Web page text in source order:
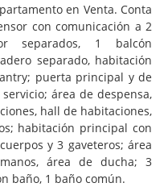
en Venta. Conta
con comunicación a 2
separados, 1 balcón
separado, habitación
puerta principal y de
área de despensa,
hall de habitaciones,
habitación principal con
y 3 gaveteros; área
área de ducha; 3
baño, 1 baño común.